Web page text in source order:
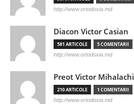
http://www.ortodoxia.md
Diacon Victor Casian
581 ARTICOLE 5 COMENTARII
http://www.ortodoxia.md
Preot Victor Mihalachi
210 ARTICOLE 1 COMENTARII
http://www.ortodoxia.md